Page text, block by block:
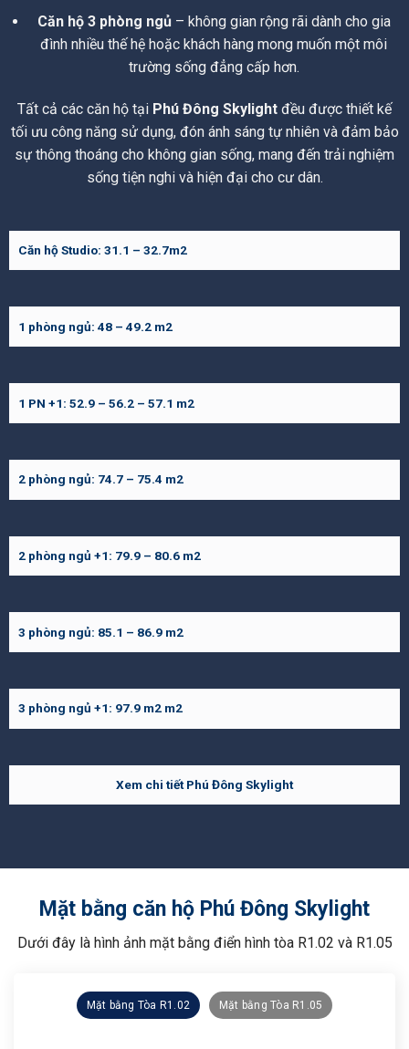
Căn hộ 3 phòng ngủ– không gian rộng rãi dành cho gia
đình nhiều thế hệ hoặc khách hàng mong muốn một môi
trường sống đẳng cấp hơn.
Tất cả các căn hộ tại Phú Đông Skylight đều được thiết kế
tối ưu công năng sử dụng, đón ánh sáng tự nhiên và đảm bảo
sự thông thoáng cho không gian sống, mang đến trải nghiệm
sống tiện nghi và hiện đại cho cư dân.
Căn hộ Studio: 31.1 – 32.7m2
1 phòng ngủ: 48 – 49.2 m2
1 PN +1: 52.9 – 56.2 – 57.1 m2
2 phòng ngủ: 74.7 – 75.4 m2
2 phòng ngủ +1: 79.9 – 80.6 m2
3 phòng ngủ: 85.1 – 86.9 m2
3 phòng ngủ +1: 97.9 m2 m2
Xem chi tiết Phú Đông Skylight
Mặt bằng căn hộ Phú Đông Skylight
Dưới đây là hình ảnh mặt bằng điển hình tòa R1.02 và R1.05
Mặt bằng Tòa R1.02 Mặt bằng Tòa R1.05